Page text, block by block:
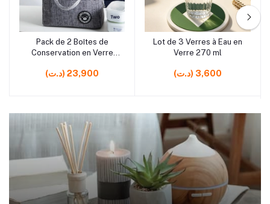
rrrrrr10
Ajouter au panier
Pack de 2 Boîtes de
Conservation en Verre
Isotherme
(د.ت) 23,900
rrrrrr5
Ajouter au panier
Lot de 3 Verres à Eau en
Verre 270 ml
(د.ت) 3,600